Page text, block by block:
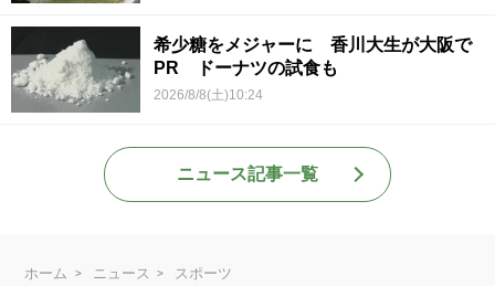
希少糖をメジャーに 香川大生が大阪で
PR ドーナツの試食も
2026/8/8(土)10:24
ニュース記事一覧
ホーム ニュース
スポーツ